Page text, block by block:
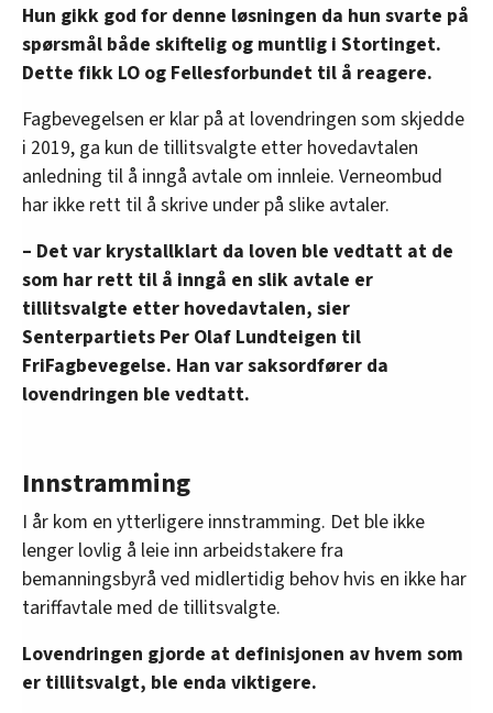
Hun gikk god for denne løsningen da hun svarte på
spørsmål både skiftelig og muntlig i Stortinget.
Dette fikk LO og Fellesforbundet til å reagere.
Fagbevegelsen er klar på at lovendringen som skjedde
i 2019, ga kun de tillitsvalgte etter hovedavtalen
anledning til å inngå avtale om innleie. Verneombud
har ikke rett til å skrive under på slike avtaler.
– Det var krystallklart da loven ble vedtatt at de
som har rett til å inngå en slik avtale er
tillitsvalgte etter hovedavtalen, sier
Senterpartiets Per Olaf Lundteigen til
FriFagbevegelse. Han var saksordfører da
lovendringen ble vedtatt.
Innstramming
I år kom en ytterligere innstramming. Det ble ikke
lenger lovlig å leie inn arbeidstakere fra
bemanningsbyrå ved midlertidig behov hvis en ikke har
tariffavtale med de tillitsvalgte.
Lovendringen gjorde at definisjonen av hvem som
er tillitsvalgt, ble enda viktigere.